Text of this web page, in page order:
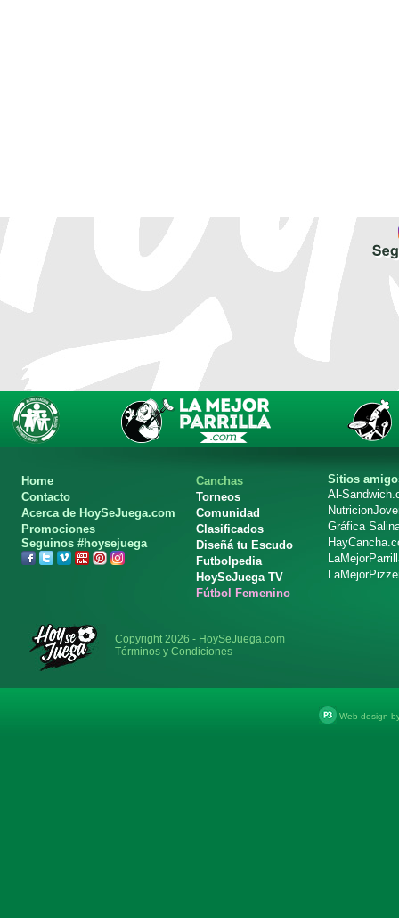
Home
Contacto
Acerca de HoySeJuega.com
Promociones
Seguinos #hoysejuega
Canchas
Torneos
Comunidad
Clasificados
Diseñá tu Escudo
Futbolpedia
HoySeJuega TV
Fútbol Femenino
Sitios
Al-
Gráfica
Copyright 2026 - HoySeJuega.com
Términos y Condiciones
Web design